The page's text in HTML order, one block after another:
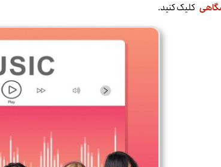
کلیک کنید.